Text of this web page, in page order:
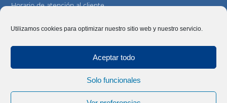
Utilizamos cookies para optimizar nuestro sitio web y nuestro servicio.
Aceptar todo
Solo funcionales
Horario de atención al cliente
AWERTY Servicios Informáticos, S.L. Todos los derechos